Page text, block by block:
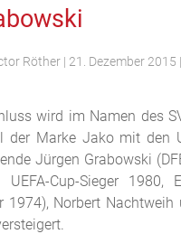
Röther | 21. Dezember 2015 |
wird im Namen des
der Marke Jako mit den
Jürgen Grabowski
Cup-Sieger 1980,
1974), Norbert